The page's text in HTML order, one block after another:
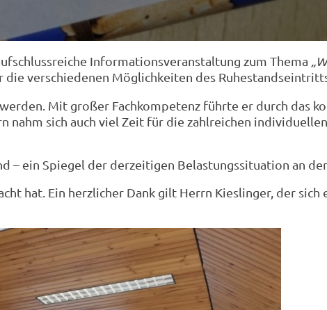
Informationsveranstaltung zum Thema
verschiedenen Möglichkeiten des
Mit großer Fachkompetenz führte er durch das
sich auch viel Zeit für die zahlreichen
– ein Spiegel der derzeitigen Belastungssituation an
hat. Ein herzlicher Dank gilt Herrn Kieslinger, der sich